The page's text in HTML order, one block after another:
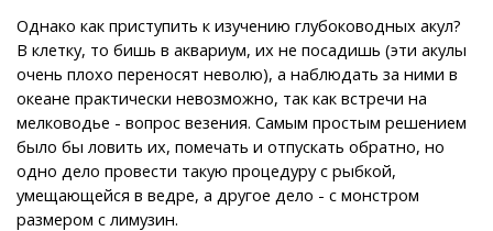
Однако как приступить к изучению глубоководных акул?
В клетку, то бишь в аквариум, их не посадишь (эти акулы
очень плохо переносят неволю), а наблюдать за ними в
океане практически невозможно, так как встречи на
мелководье - вопрос везения. Самым простым решением
было бы ловить их, помечать и отпускать обратно, но
одно дело провести такую процедуру с рыбкой,
умещающейся в ведре, а другое дело - с монстром
размером с лимузин.